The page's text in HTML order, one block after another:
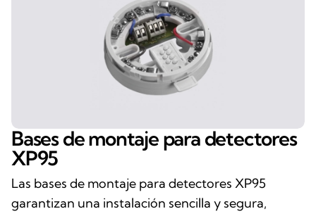
Bases de montaje para detectores
XP95
Las bases de montaje para detectores XP95
garantizan una instalación sencilla y segura,